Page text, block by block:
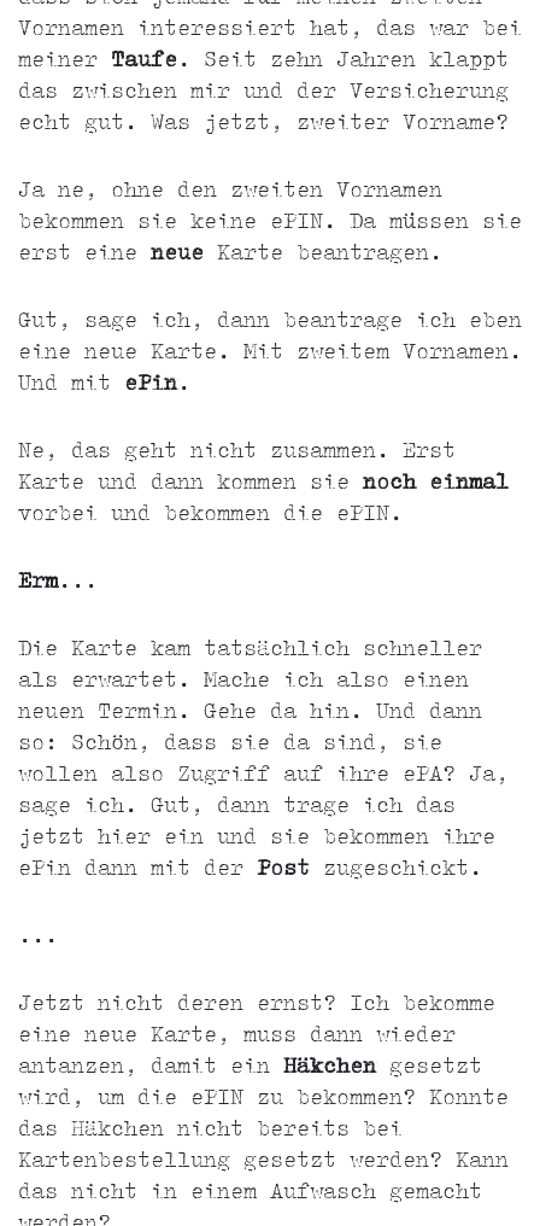
Vornamen interessiert hat, das war bei
meiner Taufe . Seit zehn Jahren klappt
das zwischen mir und der Versicherung
echt gut. Was jetzt, zweiter Vorname?
Ja ne, ohne den zweiten Vornamen
bekommen sie keine ePIN. Da müssen sie
erst eineneue Karte beantragen.
Gut, sage ich, dann beantrage ich eben
eine neue Karte. Mit zweitem Vornamen.
Und mit ePin.
Ne, das geht nicht zusammen. Erst
Karte und dann kommen sienoch einmal
vorbei und bekommen die ePIN.
Erm...
Die Karte kam tatsächlich schneller
als erwartet. Mache ich also einen
neuen Termin. Gehe da hin. Und dann
so: Schön, dass sie da sind, sie
wollen also Zugriff auf ihre ePA? Ja,
sage ich. Gut, dann trage ich das
jetzt hier ein und sie bekommen ihre
ePin dann mit der Post zugeschickt.
...
Jetzt nicht deren ernst? Ich bekomme
eine neue Karte, muss dann wieder
antanzen, damit ein Häkchengesetzt
wird, um die ePIN zu bekommen? Konnte
das Häkchen nicht bereits bei
Kartenbestellung gesetzt werden? Kann
das nicht in einem Aufwasch gemacht